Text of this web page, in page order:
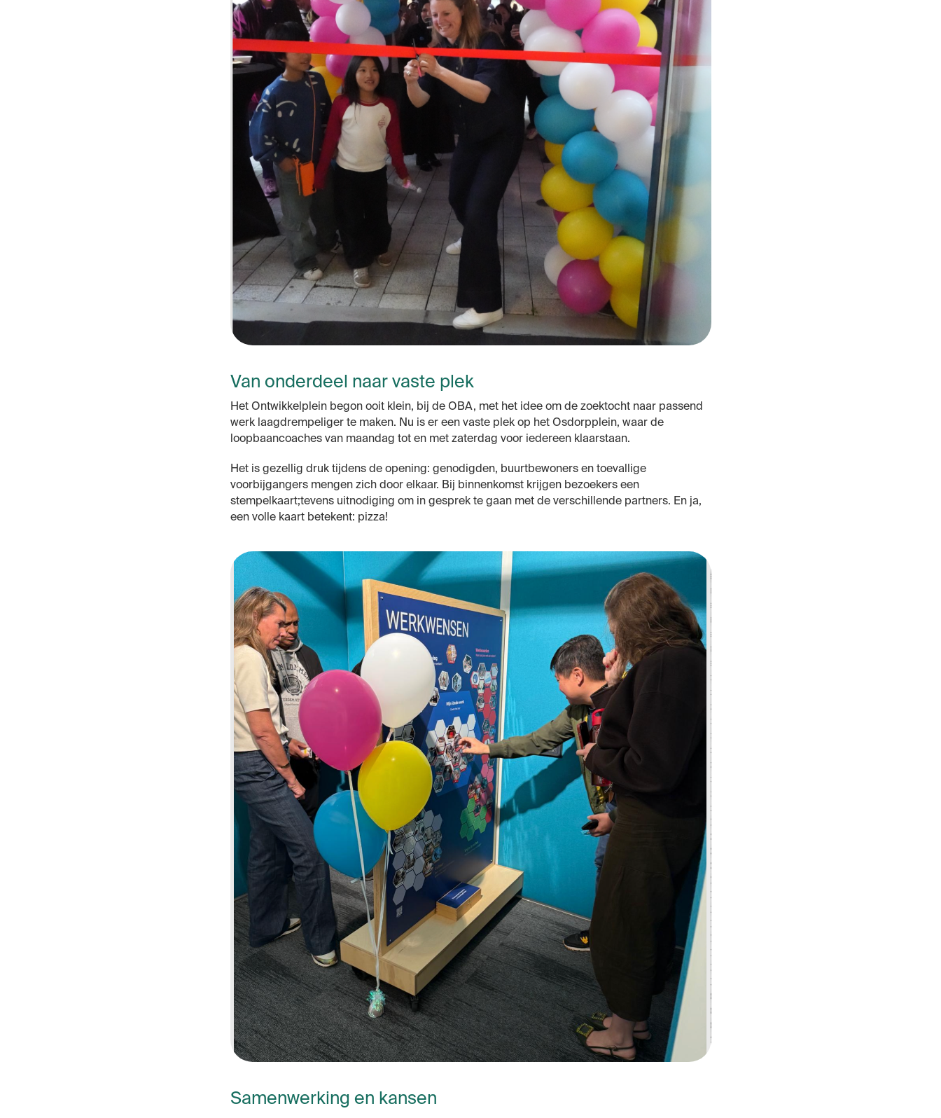
Van onderdeel naar vaste plek
Het Ontwikkelplein begon ooit klein, bij de OBA, met het idee om de zoektocht naar passend
werk laagdrempeliger te maken. Nu is er een vaste plek op het Osdorpplein, waar de
loopbaancoaches van maandag tot en met zaterdag voor iedereen klaarstaan.
Het is gezellig druk tijdens de opening: genodigden, buurtbewoners en toevallige
voorbijgangers mengen zich door elkaar. Bij binnenkomst krijgen bezoekers een
stempelkaart;tevens uitnodiging om in gesprek te gaan met de verschillende partners. En ja,
een volle kaart betekent: pizza!
Samenwerking en kansen